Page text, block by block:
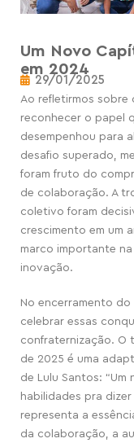
Um Novo
em 2024
29/01/2025
Ao refletirmos sobre
reconhecer o papel
desempenhou para
desafio superado,
foram fruto do
de colaboração. A
coletivo foram
crescimento em um
marco importante
inovação.
No encerramento
celebrar essas
confraternização. O
de 2025 é uma
de Lulu Santos:
habilidades pra dizer
representa a
da colaboração, a